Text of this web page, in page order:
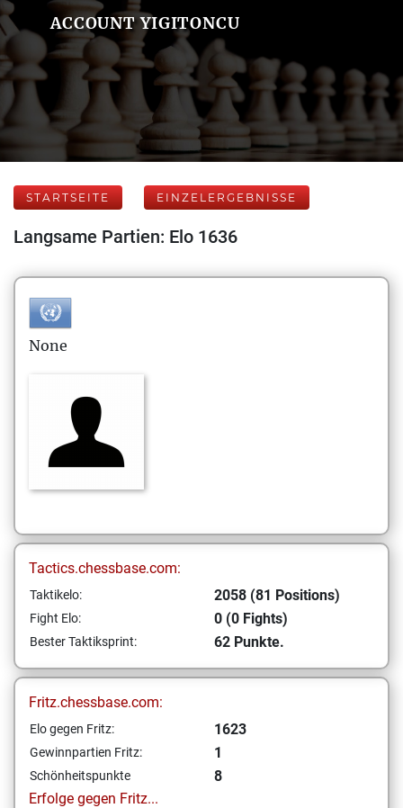
ACCOUNT YIGITONCU
STARTSEITE EINZELERGEBNISSE
Langsame Partien: Elo 1636
None
Tactics.chessbase.com:
Taktikelo: 2058 (81 Positions)
Fight Elo: 0 (0 Fights)
Bester Taktiksprint: 62 Punkte.
Fritz.chessbase.com:
Elo gegen Fritz: 1623
Gewinnpartien Fritz: 1
Schönheitspunkte
8
Erfolge gegen Fritz...